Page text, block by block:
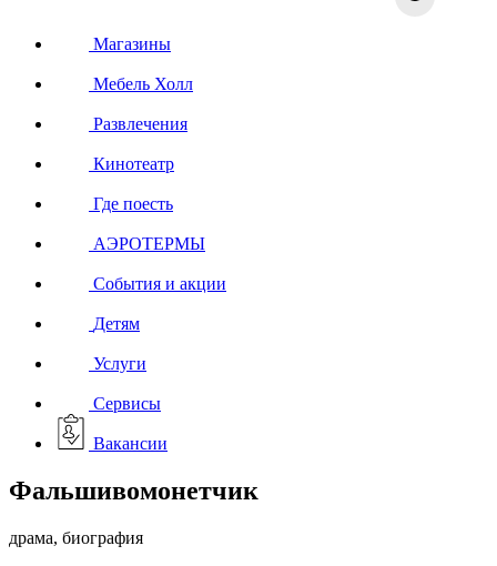
Магазины
Мебель Холл
Развлечения
Кинотеатр
Где поесть
АЭРОТЕРМЫ
События и акции
Детям
Услуги
Сервисы
Вакансии
Фальшивомонетчик
драма, биография